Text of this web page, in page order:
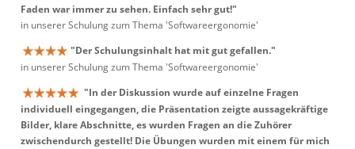
Faden war immer zu sehen. Einfach sehr gut!"
in unserer Schulung zum Thema 'Softwareergonomie'
"Der Schulungsinhalt hat mit gut gefallen."
in unserer Schulung zum Thema 'Softwareergonomie'
"In der Diskussion wurde auf einzelne Fragen
individuell eingegangen, die Präsentation zeigte aussagekräftige
Bilder, klare Abschnitte, es wurden Fragen an die Zuhörer
zwischendurch gestellt! Die Übungen wurden mit einem für mich